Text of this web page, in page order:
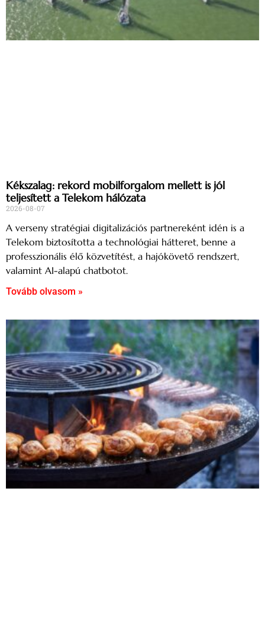
Kékszalag: rekord mobilforgalom mellett is jól
teljesített a Telekom hálózata
2026-08-07
A verseny stratégiai digitalizációs partnereként idén is a
Telekom biztosította a technológiai hátteret, benne a
professzionális élő közvetítést, a hajókövető rendszert,
valamint AI-alapú chatbotot.
Tovább olvasom »